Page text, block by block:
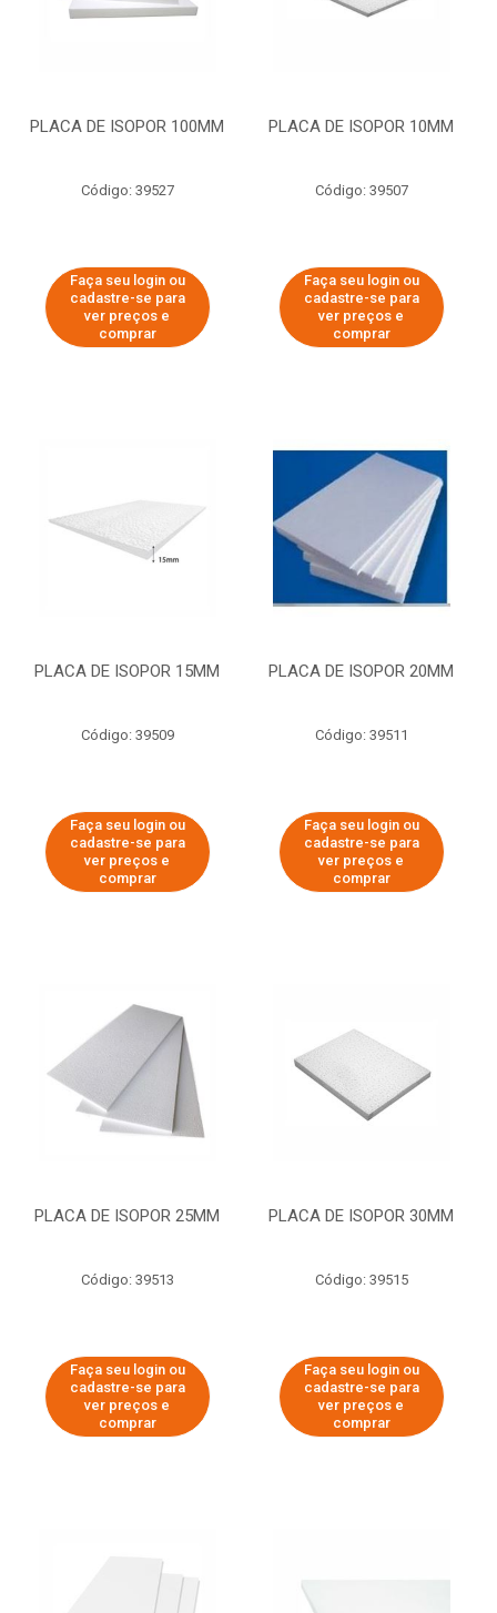
PLACA DE ISOPOR 100MM
Código: 39527
Faça seu login ou
cadastre-se para
ver preços e
comprar
PLACA DE ISOPOR 10MM
Código: 39507
Faça seu login ou
cadastre-se para
ver preços e
comprar
PLACA DE ISOPOR 15MM
Código: 39509
Faça seu login ou
cadastre-se para
ver preços e
comprar
PLACA DE ISOPOR 20MM
Código: 39511
Faça seu login ou
cadastre-se para
ver preços e
comprar
PLACA DE ISOPOR 25MM
Código: 39513
Faça seu login ou
cadastre-se para
ver preços e
comprar
PLACA DE ISOPOR 30MM
Código: 39515
Faça seu login ou
cadastre-se para
ver preços e
comprar